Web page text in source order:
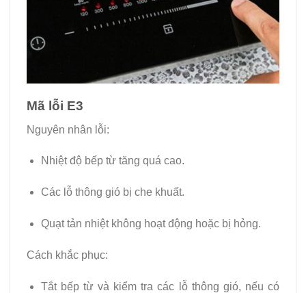
Mã lỗi E3
Nguyên nhân lỗi:
Nhiệt độ bếp từ tăng quá cao.
Các lỗ thông gió bị che khuất.
Quạt tản nhiệt không hoạt động hoặc bị hỏng.
Cách khắc phục:
Tắt bếp từ và kiểm tra các lỗ thông gió, nếu có